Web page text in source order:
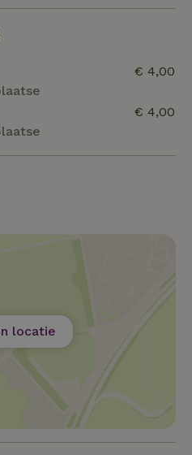
horecagelegenheden.
€ 4,00
€ 4,00
locatie